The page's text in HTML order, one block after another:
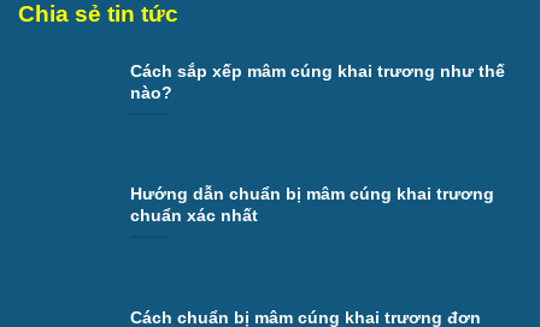
Chia sẻ tin tức
Cách sắp xếp mâm cúng khai trương như thế
nào?
Hướng dẫn chuẩn bị mâm cúng khai trương
chuẩn xác nhất
Cách chuẩn bị mâm cúng khai trương đơn